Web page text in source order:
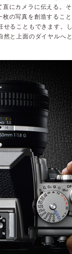
にカメラに伝える。
の写真を創造するこ
ることもできます。
と上面のダイヤルへ